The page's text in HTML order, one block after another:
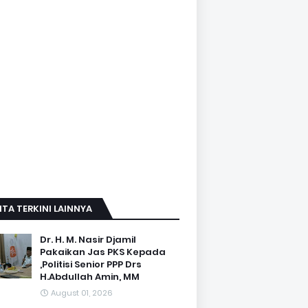
TERKINI LAINNYA
Dr. H. M. Nasir Djamil
Pakaikan Jas PKS Kepada
,Politisi Senior PPP Drs
H.Abdullah Amin, MM
August 01, 2026